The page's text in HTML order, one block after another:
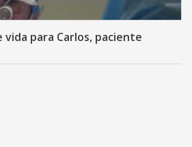
para Carlos, paciente